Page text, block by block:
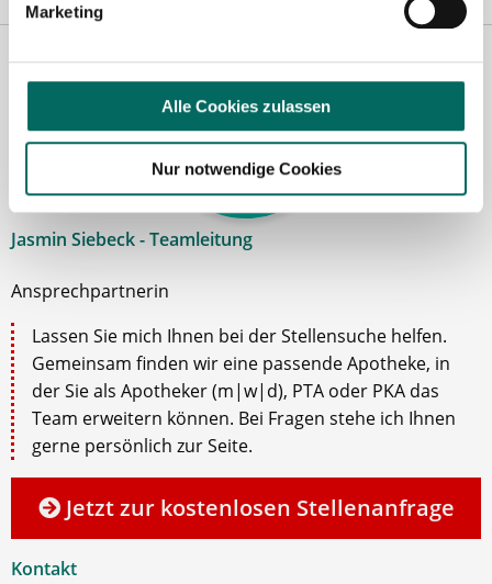
Marketing
Alle Cookies zulassen
Nur notwendige Cookies
Jasmin Siebeck - Teamleitung
Ansprechpartnerin
Lassen Sie mich Ihnen bei der Stellensuche helfen.
Gemeinsam finden wir eine passende Apotheke, in
der Sie als Apotheker (m|w|d), PTA oder PKA das
Team erweitern können. Bei Fragen stehe ich Ihnen
gerne persönlich zur Seite.
Jetzt zur kostenlosen Stellenanfrage
Kontakt